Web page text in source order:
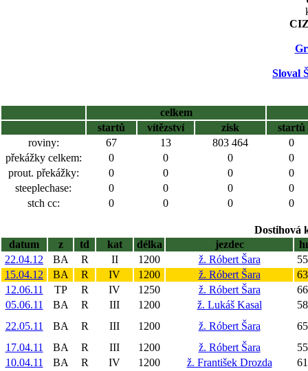
Sloval
celkem
startů
vítězství zisk
startů
roviny:
67 13 803 464
0
překážky celkem:
0 0 0
0
prout. překážky:
0 0 0
0
steeplechase:
0 0 0
0
stch cc:
0 0 0 0
Dostihová
datum
z td kat délka jezdec
22.04.12
BA R II 1200 ž. Róbert Šara
15.04.12
BA R IV 1200 ž. Róbert Šara
12.06.11
TP R IV 1250 ž. Róbert Šara
05.06.11
BA R III 1200 ž. Lukáš Kasal
22.05.11
BA R III 1200 ž. Róbert Šara
17.04.11
BA R III 1200 ž. Róbert Šara
10.04.11
BA R IV 1200 ž. František Drozda